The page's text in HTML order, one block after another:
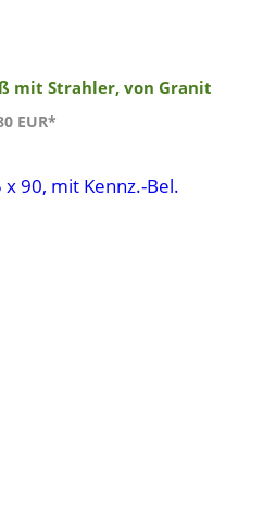
mit Strahler, von Granit
EUR*